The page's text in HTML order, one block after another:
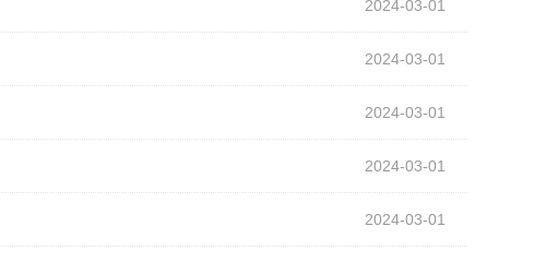
2024-03-01
2024-03-01
2024-03-01
2024-03-01
2024-03-01